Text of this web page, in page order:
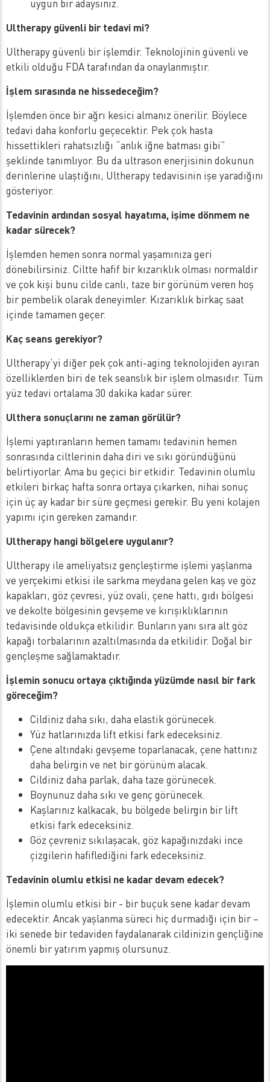
uygun bir adaysınız.
Ultherapy güvenli bir tedavi mi?
Ultherapy güvenli bir işlemdir. Teknolojinin güvenli ve
etkili olduğu FDA tarafından da onaylanmıştır.
İşlem sırasında ne hissedeceğim?
İşlemden önce bir ağrı kesici almanız önerilir. Böylece
tedavi daha konforlu geçecektir. Pek çok hasta
hissettikleri rahatsızlığı “anlık iğne batması gibi”
şeklinde tanımlıyor. Bu da ultrason enerjisinin dokunun
derinlerine ulaştığını, Ultherapy tedavisinin işe yaradığını
gösteriyor.
Tedavinin ardından sosyal hayatıma, işime dönmem ne
kadar sürecek?
İşlemden hemen sonra normal yaşamınıza geri
dönebilirsiniz. Ciltte hafif bir kızarıklık olması normaldir
ve çok kişi bunu cilde canlı, taze bir görünüm veren hoş
bir pembelik olarak deneyimler. Kızarıklık birkaç saat
içinde tamamen geçer.
Kaç seans gerekiyor?
Ultherapy’yi diğer pek çok anti-aging teknolojiden ayıran
özelliklerden biri de tek seanslık bir işlem olmasıdır. Tüm
yüz tedavi ortalama 30 dakika kadar sürer.
Ulthera sonuçlarını ne zaman görülür?
İşlemi yaptıranların hemen tamamı tedavinin hemen
sonrasında ciltlerinin daha diri ve sıkı göründüğünü
belirtiyorlar. Ama bu geçici bir etkidir. Tedavinin olumlu
etkileri birkaç hafta sonra ortaya çıkarken, nihai sonuç
için üç ay kadar bir süre geçmesi gerekir. Bu yeni kolajen
yapımı için gereken zamandır.
Ultherapy hangi bölgelere uygulanır?
Ultherapy ile ameliyatsız gençleştirme işlemi yaşlanma
ve yerçekimi etkisi ile sarkma meydana gelen kaş ve göz
kapakları, göz çevresi, yüz ovali, çene hattı, gıdı bölgesi
ve dekolte bölgesinin gevşeme ve kırışıklıklarının
tedavisinde oldukça etkilidir. Bunların yanı sıra alt göz
kapağı torbalarının azaltılmasında da etkilidir. Doğal bir
gençleşme sağlamaktadır.
İşlemin sonucu ortaya çıktığında yüzümde nasıl bir fark
göreceğim?
Cildiniz daha sıkı, daha elastik görünecek.
Yüz hatlarınızda lift etkisi fark edeceksiniz.
Çene altındaki gevşeme toparlanacak, çene hattınız
daha belirgin ve net bir görünüm alacak.
Cildiniz daha parlak, daha taze görünecek.
Boynunuz daha sıkı ve genç görünecek.
Kaşlarınız kalkacak, bu bölgede belirgin bir lift
etkisi fark edeceksiniz.
Göz çevreniz sıkılaşacak, göz kapağınızdaki ince
çizgilerin hafiflediğini fark edeceksiniz.
Tedavinin olumlu etkisi ne kadar devam edecek?
İşlemin olumlu etkisi bir - bir buçuk sene kadar devam
edecektir. Ancak yaşlanma süreci hiç durmadığı için bir –
iki senede bir tedaviden faydalanarak cildinizin gençliğine
önemli bir yatırım yapmış olursunuz.